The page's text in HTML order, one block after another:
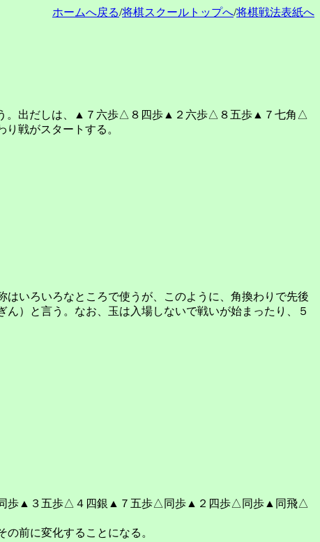
ホームへ戻る/将棋スクールトップへ/将棋戦法表紙へ
う。出だしは、▲７六歩△８四歩▲２六歩△８五歩▲７七角△
戦がスタートする。
いろいろなところで使うが、このように、角換わりで先後
）と言う。なお、玉は入場しないで戦いが始まったり、５
同歩▲３五歩△４四銀▲７五歩△同歩▲２四歩△同歩▲同飛△
前に変化することになる。